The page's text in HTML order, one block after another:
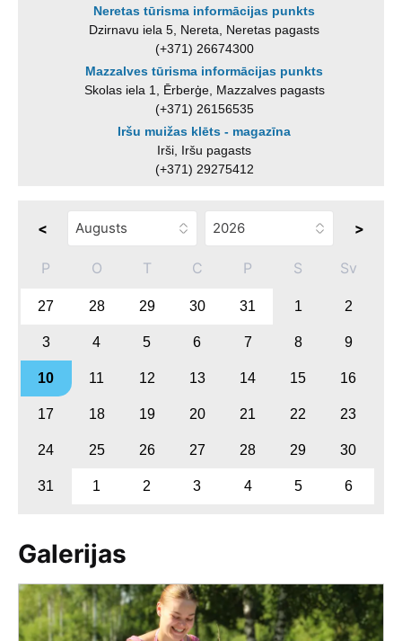
Neretas tūrisma informācijas punkts
Dzirnavu iela 5, Nereta, Neretas pagasts
(+371) 26674300
Mazzalves tūrisma informācijas punkts
Skolas iela 1, Ērberģe, Mazzalves pagasts
(+371) 26156535
Iršu muižas klēts - magazīna
Irši, Iršu pagasts
(+371) 29275412
< >
P O T C P S Sv
27 28 29 30 31 1 2
3 4 5 6 7 8 9
10 11 12 13 14 15 16
17 18 19 20 21 22 23
24 25 26 27 28 29 30
31 1 2 3 4 5 6
Galerijas